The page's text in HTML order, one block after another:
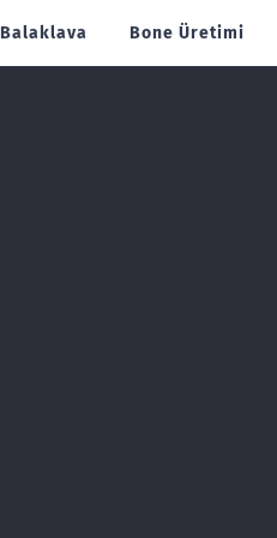
Balaklava Bone Üretimi